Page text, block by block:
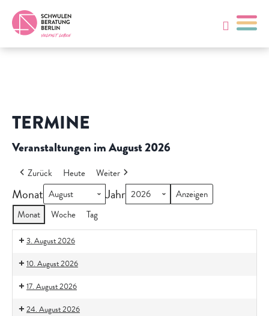
TERMINE
Veranstaltungen im August 2026
Zurück Heute Weiter
Monat Jahr
Monat Woche Tag
3. August 2026
10. August 2026
17. August 2026
24. August 2026